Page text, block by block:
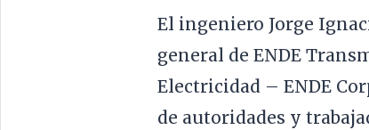
El ingeniero Jorge
general de ENDE
Electricidad – ENDE
de autoridades y